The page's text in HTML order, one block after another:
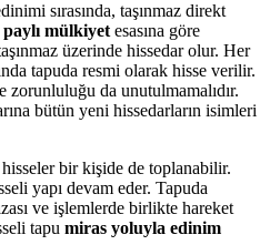
sırasında, taşınmaz direkt
paylı mülkiyetesasına göre
üzerinde hissedar olur. Her
tapuda resmi olarak hisse verilir.
zorunluluğu da unutulmamalıdır.
bütün yeni hissedarların isimleri
hisseler bir kişide de toplanabilir.
yapı devam eder. Tapuda
ve işlemlerde birlikte hareket
tapu miras yoluyla edinim